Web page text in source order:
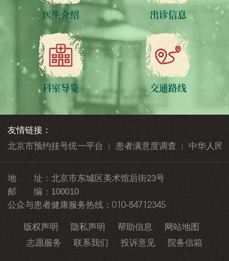
医生介绍 出诊信息
科室导览 交通路线
友情链接：
北京市预约挂号统一平台
患者满意度调查 中华人民
地 址： 北京市东城区美术馆后街23号
邮 编： 100010
公众与患者健康服务热线： 010-84712345
版权声明 隐私声明 帮助信息
网站地图
志愿服务
联系我们 投诉意见 院务信箱